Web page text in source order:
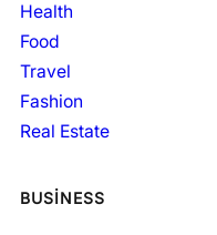
Health
Food
Travel
Fashion
Real Estate
BUSINESS